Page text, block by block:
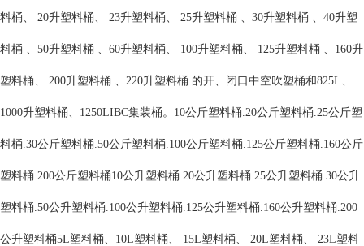
料桶、 20升塑料桶、 23升塑料桶、 25升塑料桶 、30升塑料桶 、40升塑
料桶 、50升塑料桶 、60升塑料桶、 100升塑料桶、 125升塑料桶 、160升
塑料桶、 200升塑料桶 、220升塑料桶 的开、闭口中空吹塑桶和825L、
1000升塑料桶、1250LIBC集装桶。10公斤塑料桶.20公斤塑料桶.25公斤塑
料桶.30公斤塑料桶.50公斤塑料桶.100公斤塑料桶.125公斤塑料桶.160公斤
塑料桶.200公斤塑料桶10公升塑料桶.20公升塑料桶.25公升塑料桶.30公升
塑料桶.50公升塑料桶.100公升塑料桶.125公升塑料桶.160公升塑料桶.200
公升塑料桶5L塑料桶、10L塑料桶、 15L塑料桶、 20L塑料桶、 23L塑料